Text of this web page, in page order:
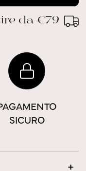
da €79
SICURO